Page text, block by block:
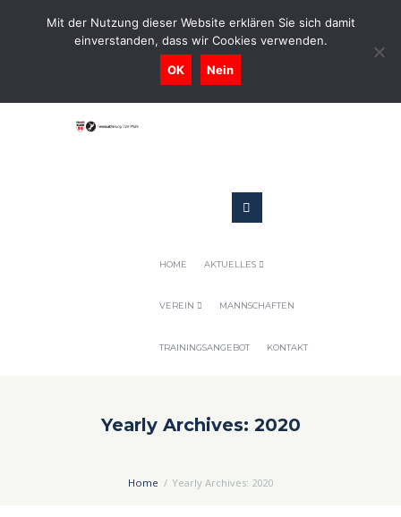
0731-9716400
Geschaeftsstelle@tennis-tsv-pfuhl.de
HOME AKTUELLES
VEREIN MANNSCHAFTEN
TRAININGSANGEBOT KONTAKT
Yearly Archives: 2020
Home Yearly Archives: 2020
Mit der Nutzung dieser Website erklären Sie sich damit
einverstanden, dass wir Cookies verwenden.
OK Nein